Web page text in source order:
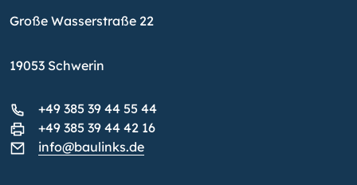
Große Wasserstraße 22
19053 Schwerin
+49 385 39 44 55 44
+49 385 39 44 42 16
info@baulinks.de